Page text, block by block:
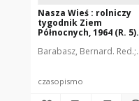
Nasza Wieś : rolniczy
tygodnik Ziem
Północnych, 1964 (R. 5),
Barabasz, Bernard. Red.
czasopismo